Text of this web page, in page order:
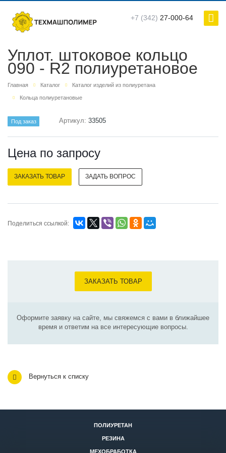
+7 (342) 27-000-64
Уплот. штоковое кольцо
090 - R2 полиуретановое
Главная Каталог Каталог изделий из полиуретана
Кольца полиуретановые
Под заказ Артикул:33505
Цена по запросу
ЗАКАЗАТЬ ТОВАР ЗАДАТЬ ВОПРОС
Поделиться ссылкой:
ЗАКАЗАТЬ ТОВАР
Оформите заявку на сайте, мы свяжемся с вами в ближайшее
время и ответим на все интересующие вопросы.
Вернуться к списку
ПОЛИУРЕТАН
РЕЗИНА
МЕХОБРАБОТКА